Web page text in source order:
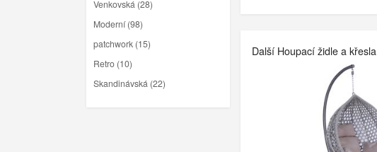
Venkovská (28)
Moderní (98)
patchwork (15)
Retro (10)
Skandinávská (22)
Další Houpací židle a křesla